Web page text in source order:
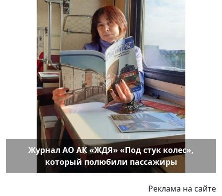
Журнал АО АК «ЖДЯ» «Под стук колес»,
который полюбили пассажиры
Реклама на сайте